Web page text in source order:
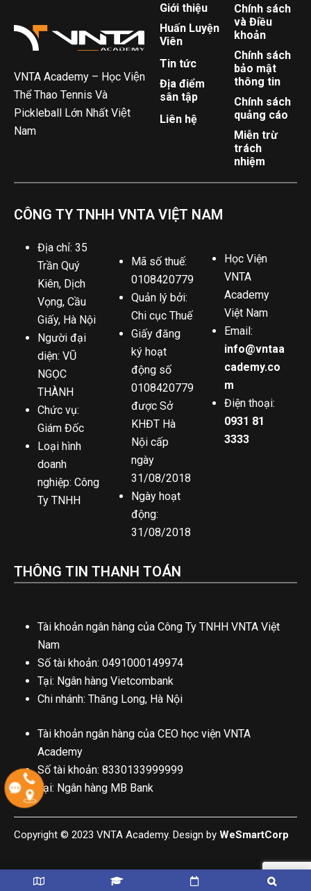
VNTA Academy – Học Viện
Thể Thao Tennis Và
Pickleball Lớn Nhất Việt
Nam
Giới thiệu
Huấn Luyện
Viên
Tin tức
Địa điểm
sân tập
Liên hệ
Chính sách
và Điều
khoản
Chính sách
bảo mật
thông tin
Chính sách
quảng cáo
Miễn trừ
trách
nhiệm
CÔNG TY TNHH VNTA VIỆT NAM
Địa chỉ: 35
Trần Quý
Kiên, Dịch
Vọng, Cầu
Giấy, Hà Nội
Người đại
diện: VŨ
NGỌC
THÀNH
Chức vụ:
Giám Đốc
Loại hình
doanh
nghiệp: Công
Ty TNHH
Mã số thuế:
0108420779
Quản lý bởi:
Chi cục Thuế
Giấy đăng
ký hoạt
động số
0108420779
được Sở
KHĐT Hà
Nội cấp
ngày
31/08/2018
Ngày hoạt
động:
31/08/2018
Học Viện
VNTA
Academy
Việt Nam
Email:
info@vntaa
cademy.co
m
Điện thoại:
0931 81
3333
THÔNG TIN THANH TOÁN
Tài khoản ngân hàng của Công Ty TNHH VNTA Việt
Nam
Số tài khoản: 0491000149974
Tại: Ngân hàng Vietcombank
Chi nhánh: Thăng Long, Hà Nội
Tài khoản ngân hàng của CEO học viện VNTA
Academy
Số tài khoản: 8330133999999
Tại: Ngân hàng MB Bank
Copyright © 2023 VNTA Academy. Design by WeSmartCorp